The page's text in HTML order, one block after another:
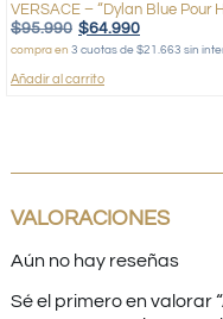
VERSACE – “Dylan Blue Pour
$95.990 $64.990
compra en 3 cuotas de $21.663 sin
Añadir al carrito
VALORACIONES
Aún no hay reseñas
Sé el primero en valorar